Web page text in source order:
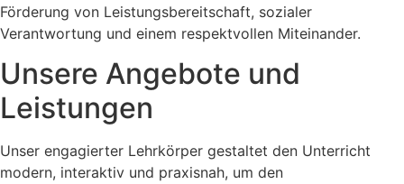
Förderung von Leistungsbereitschaft, sozialer
Verantwortung und einem respektvollen Miteinander.
Unsere Angebote und
Leistungen
Unser engagierter Lehrkörper gestaltet den Unterricht
modern, interaktiv und praxisnah, um den